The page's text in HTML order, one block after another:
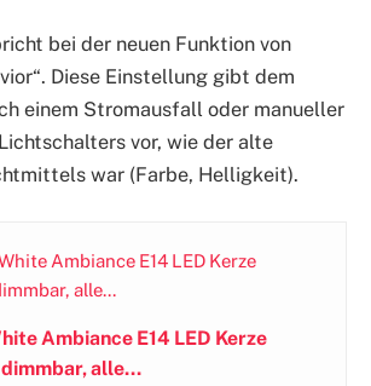
bei der neuen Funktion von
Diese Einstellung gibt dem
einem Stromausfall oder manueller
vor, wie der alte
war (Farbe, Helligkeit).
Ambiance E14 LED Kerze
alle...